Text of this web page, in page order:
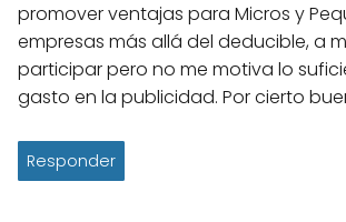
promover ventajas para Micros y
empresas más allá del deducible, a
participar pero no me motiva lo
gasto en la publicidad. Por cierto
Responder